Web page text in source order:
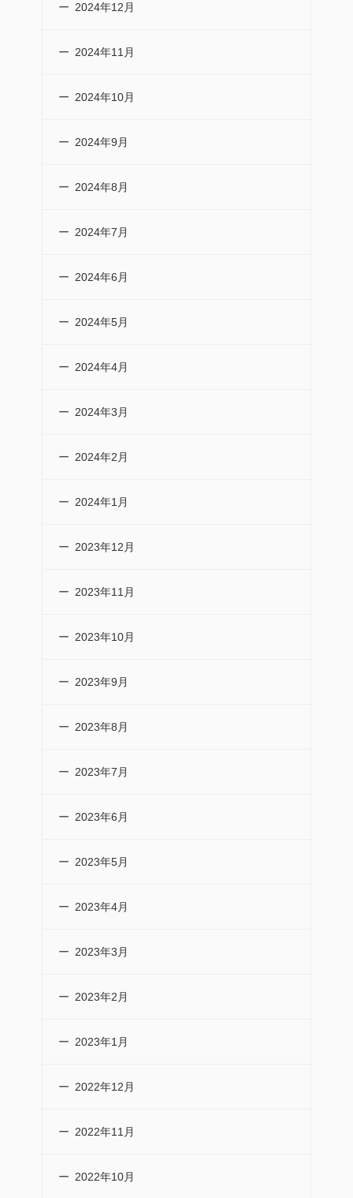
2024年12月
2024年11月
2024年10月
2024年9月
2024年8月
2024年7月
2024年6月
2024年5月
2024年4月
2024年3月
2024年2月
2024年1月
2023年12月
2023年11月
2023年10月
2023年9月
2023年8月
2023年7月
2023年6月
2023年5月
2023年4月
2023年3月
2023年2月
2023年1月
2022年12月
2022年11月
2022年10月